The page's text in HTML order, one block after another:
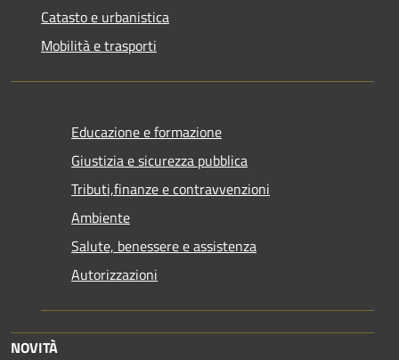
Catasto e urbanistica
Mobilità e trasporti
Educazione e formazione
Giustizia e sicurezza pubblica
Tributi,finanze e contravvenzioni
Ambiente
Salute, benessere e assistenza
Autorizzazioni
NOVITÀ